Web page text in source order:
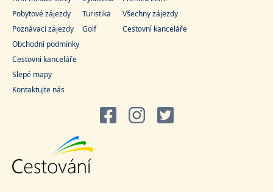
Pobytové zájezdy
Poznávací zájezdy
Turistika
Golf
Všechny zájezdy
Cestovní kanceláře
Obchodní podmínky
Cestovní kanceláře
Slepé mapy
Kontaktujte nás